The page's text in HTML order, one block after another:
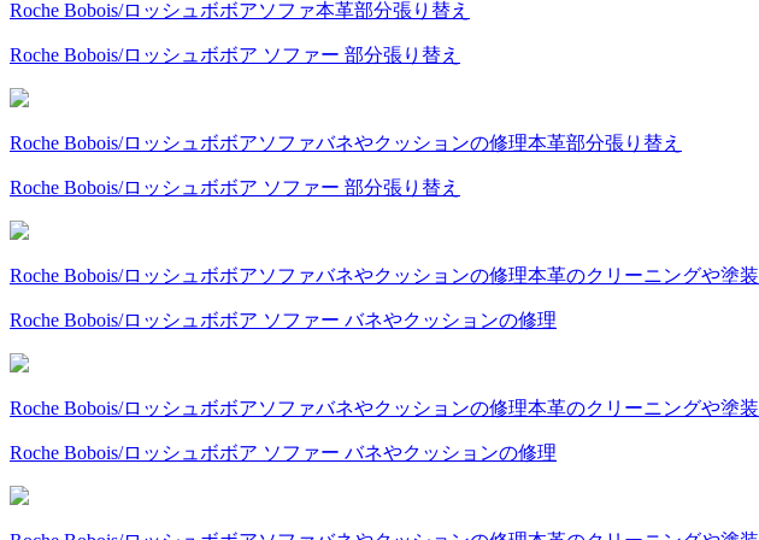
Roche Bobois/ロッシュボボアソファ本革部分張り替え
Roche Bobois/ロッシュボボア ソファー 部分張り替え
Roche Bobois/ロッシュボボアソファバネやクッションの修理本革部分張り替え
Roche Bobois/ロッシュボボア ソファー 部分張り替え
Roche Bobois/ロッシュボボアソファバネやクッションの修理本革のクリーニングや塗装
Roche Bobois/ロッシュボボア ソファー バネやクッションの修理
Roche Bobois/ロッシュボボアソファバネやクッションの修理本革のクリーニングや塗装
Roche Bobois/ロッシュボボア ソファー バネやクッションの修理